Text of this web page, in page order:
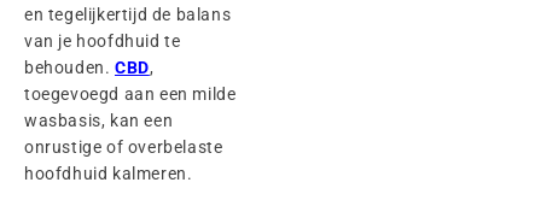
en tegelijkertijd de balans
van je hoofdhuid te
behouden. CBD,
toegevoegd aan een milde
wasbasis, kan een
onrustige of overbelaste
hoofdhuid kalmeren.